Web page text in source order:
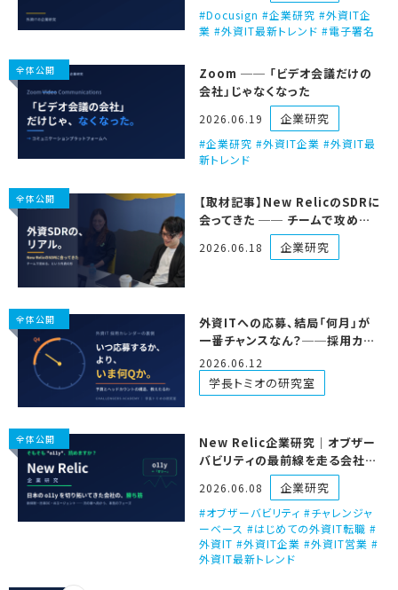
Docusign #企業研究 #外資IT企
業 #外資IT最新トレンド #電子署名
全体公開
Zoom ── 「ビデオ会議だけの
会社」じゃなくなった
2026.06.19 企業研究
企業研究 #外資IT企業 #外資IT最
新トレンド
全体公開
【取材記事】New RelicのSDRに
会ってきた ── チームで攻める、
という外資の形
2026.06.18 企業研究
全体公開
外資ITへの応募、結局「何月」が
一番チャンスなん？──採用カレ
ンダーの裏側、黒田さんと解説し
たるわ
2026.06.12
学長トミオの研究室
全体公開
New Relic企業研究｜オブザー
バビリティの最前線を走る会社
を、外資IT営業の視点で解剖する
2026.06.08 企業研究
オブザーバビリティ #チャレンジャ
ーベース #はじめての外資IT転職 #
外資IT #外資IT企業 #外資IT営業 #
外資IT最新トレンド